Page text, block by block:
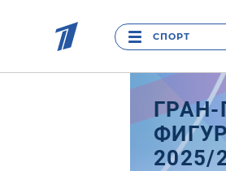
СПОРТ
2025/